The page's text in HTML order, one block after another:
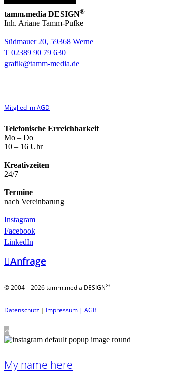
tamm.media DESIGN®
Inh. Ariane Tamm-Pufke
Südmauer 20, 59368 Werne
T 02389 90 79 630
grafik@tamm-media.de
Mitglied im AGD
Telefonische Erreichbarkeit
Mo – Do
10 – 16 Uhr
Kreativzeiten
24/7
Termine
nach Vereinbarung
Instagram
Facebook
LinkedIn
Anfrage
© 2004 – 2026 tamm.media DESIGN®
Datenschutz | Impressum | AGB
My name here